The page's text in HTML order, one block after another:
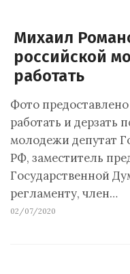
Михаил
российской
работать
Фото
работать и дерзать
молодежи депутат
РФ, заместитель
Государственной
регламенту, член…
02/07/2020